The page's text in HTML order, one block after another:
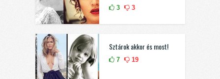
3 3
Sztárok akkor és most!
7 19